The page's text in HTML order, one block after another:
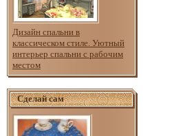
Дизайн спальни в
классическом стиле. Уютный
интерьер спальни с рабочим
местом
Сделай сам